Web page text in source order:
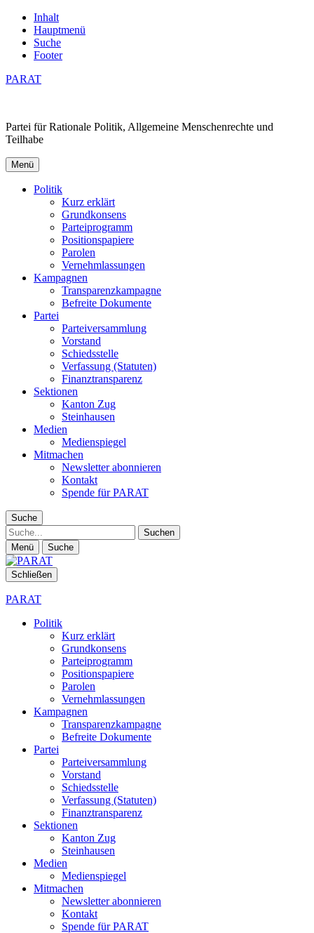
Inhalt
Hauptmenü
Suche
Footer
PARAT
Partei für Rationale Politik, Allgemeine Menschenrechte und
Teilhabe
Menü
Politik
Kurz erklärt
Grundkonsens
Parteiprogramm
Positionspapiere
Parolen
Vernehmlassungen
Kampagnen
Transparenzkampagne
Befreite Dokumente
Partei
Parteiversammlung
Vorstand
Schiedsstelle
Verfassung (Statuten)
Finanztransparenz
Sektionen
Kanton Zug
Steinhausen
Medien
Medienspiegel
Mitmachen
Newsletter abonnieren
Kontakt
Spende für PARAT
Suche
Suche
Menü Suche
Schließen
PARAT
Politik
Kurz erklärt
Grundkonsens
Parteiprogramm
Positionspapiere
Parolen
Vernehmlassungen
Kampagnen
Transparenzkampagne
Befreite Dokumente
Partei
Parteiversammlung
Vorstand
Schiedsstelle
Verfassung (Statuten)
Finanztransparenz
Sektionen
Kanton Zug
Steinhausen
Medien
Medienspiegel
Mitmachen
Newsletter abonnieren
Kontakt
Spende für PARAT